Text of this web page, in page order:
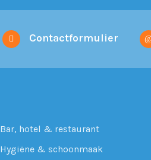
Contactformulier
Bar, hotel & restaurant
Hygiëne & schoonmaak